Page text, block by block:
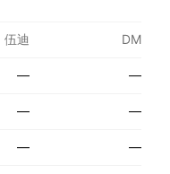
伍迪 DM
— —
— —
— —